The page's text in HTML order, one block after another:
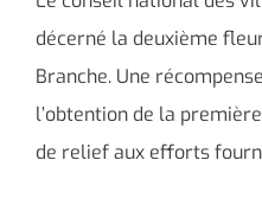
Contacter le maire
décerné la deuxième
Branche. Une
l’obtention de la
de relief aux efforts